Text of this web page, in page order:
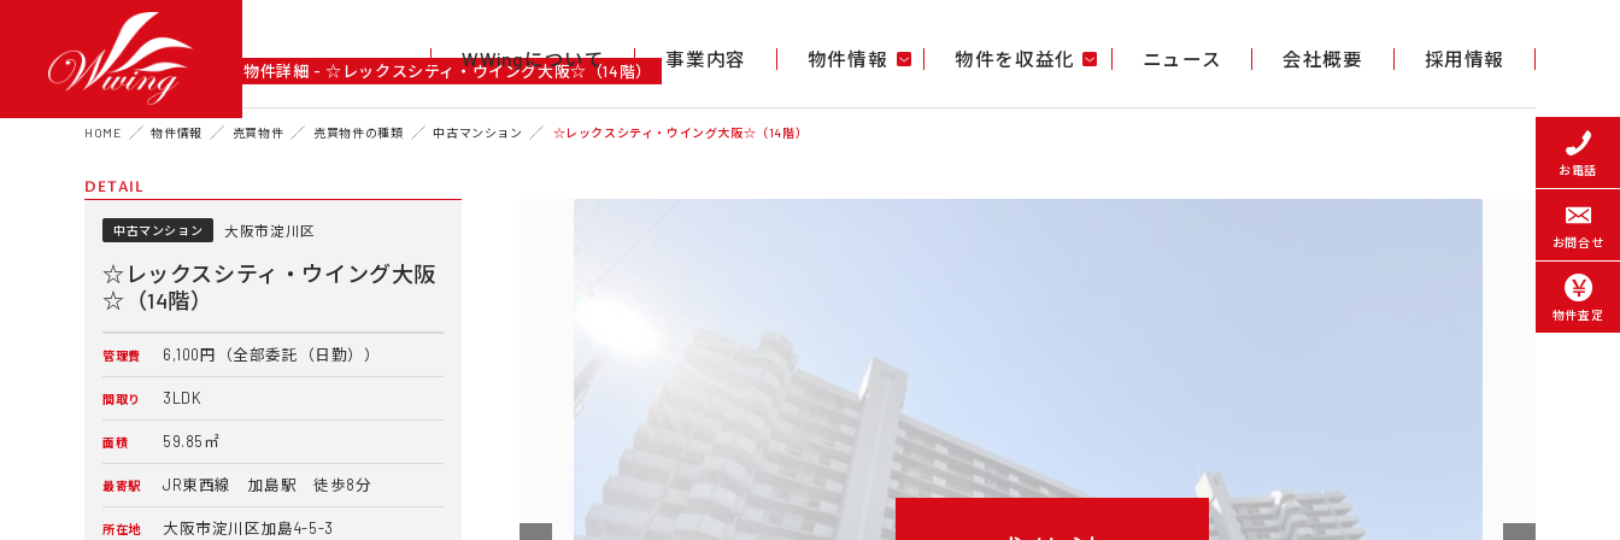
WWingについて 事業内容 物件情報 物件を収益化 ニュース 会社概要 採用情報
お電話
お問合せ
物件査定
DETAIL 物件詳細 - ☆レックスシティ・ウイング大阪☆（14階）
HOME 物件情報 売買物件 売買物件の種類 中古マンション ☆レックスシティ・ウイング大阪☆（14階）
DETAIL
中古マンション 大阪市淀川区
☆レックスシティ・ウイング大阪
☆（14階）
管理費 6,100円（全部委託（日勤））
間取り 3LDK
面積 59.85㎡
最寄駅 JR東西線 加島駅 徒歩8分
所在地 大阪市淀川区加島4-5-3